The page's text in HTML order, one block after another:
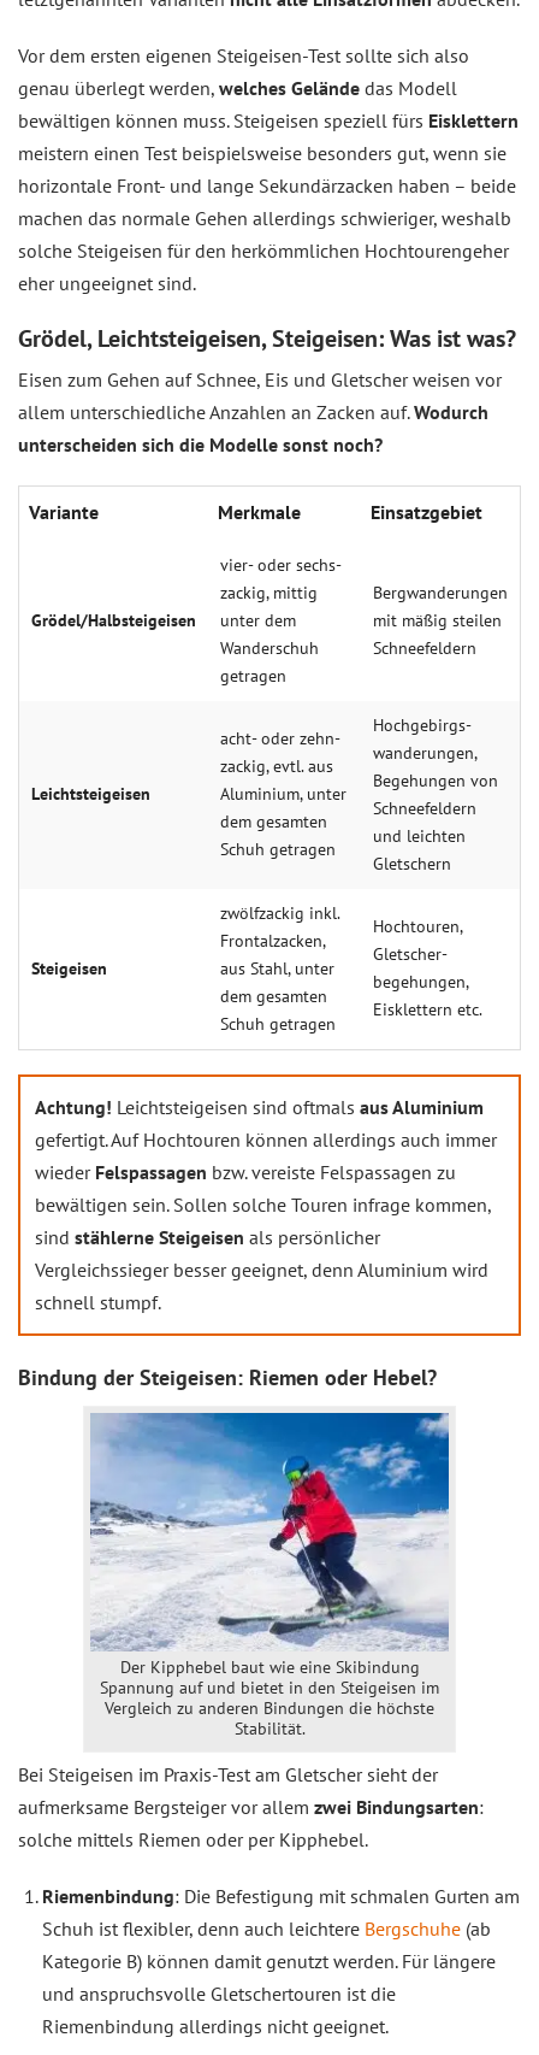
Vor dem ersten eigenen Steigeisen-Test sollte sich also
genau überlegt werden, welches Gelände das Modell
bewältigen können muss. Steigeisen speziell fürs Eisklettern
meistern einen Test beispielsweise besonders gut, wenn sie
horizontale Front- und lange Sekundärzacken haben – beide
machen das normale Gehen allerdings schwieriger, weshalb
solche Steigeisen für den herkömmlichen Hochtourengeher
eher ungeeignet sind.
Grödel, Leichtsteigeisen, Steigeisen: Was ist was?
Eisen zum Gehen auf Schnee, Eis und Gletscher weisen vor
allem unterschiedliche Anzahlen an Zacken auf.Wodurch
unterscheiden sich die Modelle sonst noch?
Variante Merkmale Einsatzgebiet
Grödel/Halbsteigeisen
vier- oder sechs­
zackig, mittig
unter dem
Wander­schuh
getragen
Bergwander­ungen
mit mäßig steilen
Schnee­feldern
Leichtsteigeisen
acht- oder zehn­
zackig, evtl. aus
Alu­minium, unter
dem gesamten
Schuh getragen
Hochgebirgs­
wander­ungen,
Begeh­ungen von
Schnee­feldern
und leichten
Gletschern
Steigeisen
zwölf­zackig inkl.
Frontal­zacken,
aus Stahl, unter
dem gesamten
Schuh getragen
Hochtouren,
Gletscher­
begehungen,
Eisklettern etc.
Achtung! Leichtsteigeisen sind oftmals aus Aluminium
gefertigt. Auf Hochtouren können allerdings auch immer
wieder Felspassagen bzw. vereiste Felspassagen zu
bewältigen sein. Sollen solche Touren infrage kommen,
sind stählerne Steigeisen als persönlicher
Vergleichssieger besser geeignet, denn Aluminium wird
schnell stumpf.
Bindung der Steigeisen: Riemen oder Hebel?
Der Kipphebel baut wie eine Skibindung
Spannung auf und bietet in den Steigeisen im
Vergleich zu anderen Bindungen die höchste
Stabilität.
Bei Steigeisen im Praxis-Test am Gletscher sieht der
aufmerksame Bergsteiger vor allem zwei Bindungsarten:
solche mittels Riemen oder per Kipphebel.
Riemenbindung: Die Befestigung mit schmalen Gurten am
Schuh ist flexibler, denn auch leichtere Bergschuhe (ab
Kategorie B) können damit genutzt werden. Für längere
und anspruchsvolle Gletschertouren ist die
Riemenbindung allerdings nicht geeignet.